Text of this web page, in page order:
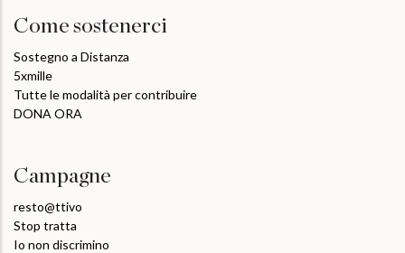
Come sostenerci
Sostegno a Distanza
5xmille
Tutte le modalità per contribuire
DONA ORA
Campagne
resto@ttivo
Stop tratta
Io non discrimino